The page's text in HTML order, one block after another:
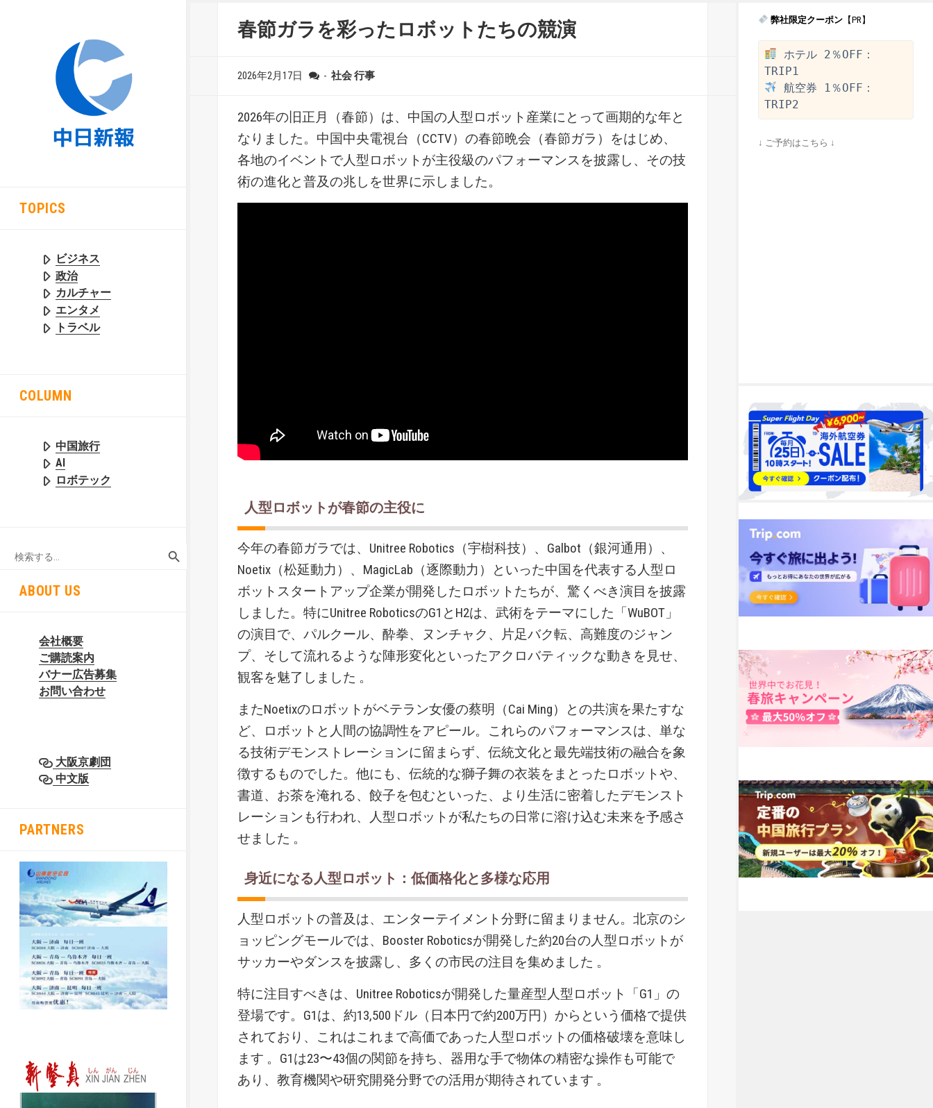
TOPICS
ビジネス
政治
カルチャー
エンタメ
トラベル
COLUMN
中国旅行
AI
ロボテック
Search
ABOUT US
会社概要
ご購読案内
バナー広告募集
お問い合わせ
大阪京劇団
中文版
PARTNERS
春節ガラを彩ったロボットたちの競演
2026年2月17日 - 社会行事
2026年の旧正月（春節）は、中国の人型ロボット産業にとって画期的な年と
なりました。中国中央電視台（CCTV）の春節晩会（春節ガラ）をはじめ、
各地のイベントで人型ロボットが主役級のパフォーマンスを披露し、その技
術の進化と普及の兆しを世界に示しました。
人型ロボットが春節の主役に
今年の春節ガラでは、Unitree Robotics（宇樹科技）、Galbot（銀河通用）、
Noetix（松延動力）、MagicLab（逐際動力）といった中国を代表する人型ロ
ボットスタートアップ企業が開発したロボットたちが、驚くべき演目を披露
しました。特にUnitree RoboticsのG1とH2は、武術をテーマにした「WuBOT」
の演目で、パルクール、酔拳、ヌンチャク、片足バク転、高難度のジャン
プ、そして流れるような陣形変化といったアクロバティックな動きを見せ、
観客を魅了しました 。
またNoetixのロボットがベテラン女優の蔡明（Cai Ming）との共演を果たすな
ど、ロボットと人間の協調性をアピール。これらのパフォーマンスは、単な
る技術デモンストレーションに留まらず、伝統文化と最先端技術の融合を象
徴するものでした。他にも、伝統的な獅子舞の衣装をまとったロボットや、
書道、お茶を淹れる、餃子を包むといった、より生活に密着したデモンスト
レーションも行われ、人型ロボットが私たちの日常に溶け込む未来を予感さ
せました 。
身近になる人型ロボット：低価格化と多様な応用
人型ロボットの普及は、エンターテイメント分野に留まりません。北京のシ
ョッピングモールでは、Booster Roboticsが開発した約20台の人型ロボットが
サッカーやダンスを披露し、多くの市民の注目を集めました 。
特に注目すべきは、Unitree Roboticsが開発した量産型人型ロボット「G1」の
登場です。G1は、約13,500ドル（日本円で約200万円）からという価格で提供
されており、これはこれまで高価であった人型ロボットの価格破壊を意味し
ます 。G1は23〜43個の関節を持ち、器用な手で物体の精密な操作も可能で
あり、教育機関や研究開発分野での活用が期待されています 。
弊社限定クーポン【PR】
ホテル 2％OFF：
航空券 1％OFF：
↓ ご予約はこちら ↓